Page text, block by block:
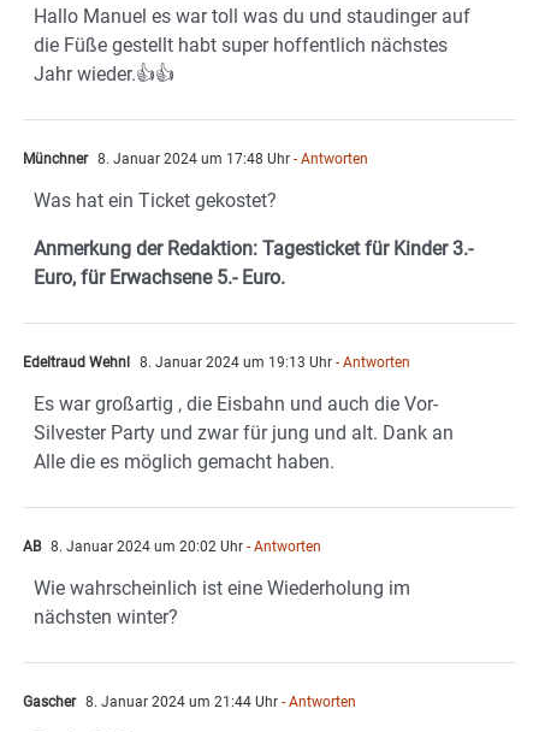
Hallo Manuel es war toll was du und staudinger auf
die Füße gestellt habt super hoffentlich nächstes
Jahr wieder.👍👍
Münchner 8. Januar 2024 um 17:48 Uhr - Antworten
Was hat ein Ticket gekostet?
Anmerkung der Redaktion: Tagesticket für Kinder 3.-
Euro, für Erwachsene 5.- Euro.
Edeltraud Wehnl 8. Januar 2024 um 19:13 Uhr - Antworten
Es war großartig , die Eisbahn und auch die Vor-
Silvester Party und zwar für jung und alt. Dank an
Alle die es möglich gemacht haben.
AB 8. Januar 2024 um 20:02 Uhr - Antworten
Wie wahrscheinlich ist eine Wiederholung im
nächsten winter?
Gascher 8. Januar 2024 um 21:44 Uhr - Antworten